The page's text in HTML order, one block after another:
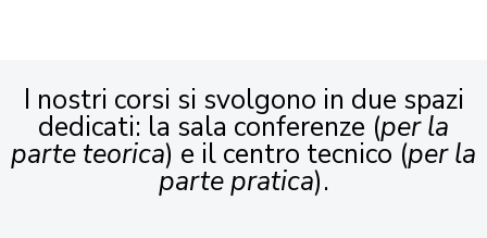
I nostri corsi si svolgono in due spazi
dedicati: la sala conferenze (per la
parte teorica) e il centro tecnico (per la
parte pratica).